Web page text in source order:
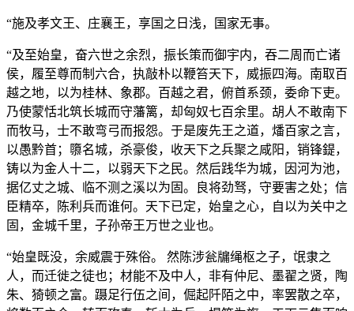
“施及孝文王、庄襄王，享国之日浅，国家无事。
“及至始皇，奋六世之余烈，振长策而御宇内，吞二周而亡诸
侯，履至尊而制六合，执敲朴以鞭笞天下，威振四海。南取百
越之地，以为桂林、象郡。百越之君，俯首系颈，委命下吏。
乃使蒙恬北筑长城而守藩篱，却匈奴七百余里。胡人不敢南下
而牧马，士不敢弯弓而报怨。于是废先王之道，燔百家之言，
以愚黔首；隳名城，杀豪俊，收天下之兵聚之咸阳，销锋鍉，
铸以为金人十二，以弱天下之民。然后践华为城，因河为池，
据亿丈之城、临不测之溪以为固。良将劲驽，守要害之处；信
臣精卒，陈利兵而谁何。天下已定，始皇之心，自以为关中之
固，金城千里，子孙帝王万世之业也。
“始皇既没，余威震于殊俗。 然陈涉瓮牖绳枢之子，氓隶之
人，而迁徙之徒也；材能不及中人，非有仲尼、墨翟之贤，陶
朱、猗顿之富。蹑足行伍之间，倔起阡陌之中，率罢散之卒，